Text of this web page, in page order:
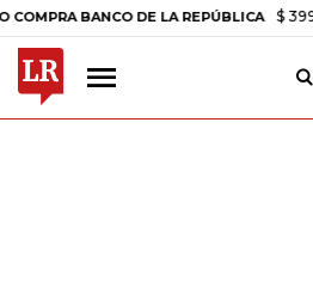
BANCO DE LA REPÚBLICA $ 399.745,16